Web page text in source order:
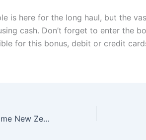
is here for the long haul, but the
cash. Don’t forget to enter the
for this bonus, debit or credit
Free Casino Slots Game New Zealand